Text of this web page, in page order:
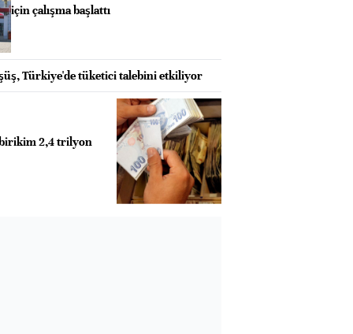
için çalışma başlattı
Türkiye'de tüketici talebini etkiliyor
2,4 trilyon